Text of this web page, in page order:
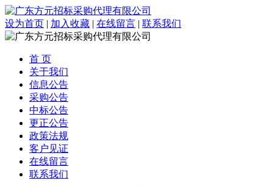
设为首页 | 加入收藏 | 在线留言 | 联系我们
首 页
关于我们
信息公告
采购公告
中标公告
更正公告
政策法规
客户见证
在线留言
联系我们